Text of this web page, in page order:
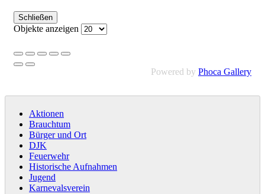
Schließen
Objekte anzeigen
Powered by Phoca Gallery
Aktionen
Brauchtum
Bürger und Ort
DJK
Feuerwehr
Historische Aufnahmen
Jugend
Karnevalsverein